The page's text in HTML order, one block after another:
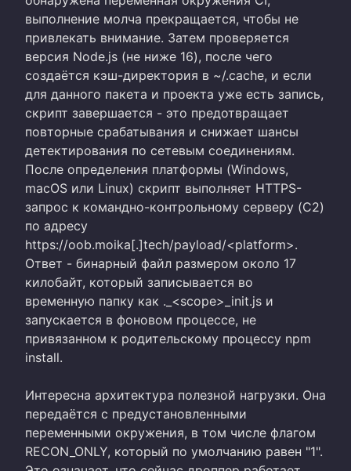
выполнение молча прекращается, чтобы не
привлекать внимание. Затем проверяется
версия Node.js (не ниже 16), после чего
создаётся кэш-директория в ~/.cache, и если
для данного пакета и проекта уже есть запись,
скрипт завершается - это предотвращает
повторные срабатывания и снижает шансы
детектирования по сетевым соединениям.
После определения платформы (Windows,
macOS или Linux) скрипт выполняет HTTPS-
запрос к командно-контрольному серверу (C2)
по адресу
https://oob.moika[.]tech/payload/<platform>.
Ответ - бинарный файл размером около 17
килобайт, который записывается во
временную папку как ._<scope>_init.js и
запускается в фоновом процессе, не
привязанном к родительскому процессу npm
install.
Интересна архитектура полезной нагрузки. Она
передаётся с предустановленными
переменными окружения, в том числе флагом
RECON_ONLY, который по умолчанию равен "1".